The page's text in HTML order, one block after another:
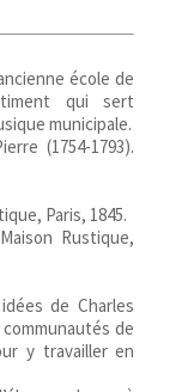
école de
qui sert
municipale.
(1754-1793).
Paris, 1845.
Rustique,
de Charles
de
y travailler en